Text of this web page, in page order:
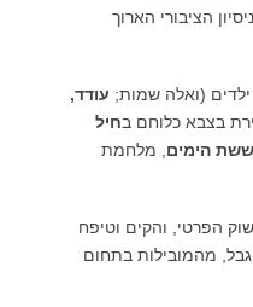
הציבורי הארוך
(ואלה שמות; עודד,
בצבא כלוחם בחיל
ששת הימים , מלחמת
הפרטי, והקים וטיפח
מהמובילות בתחום